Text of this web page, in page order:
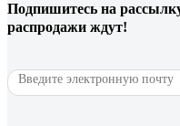
Подпишитесь на
распродажи ждут!